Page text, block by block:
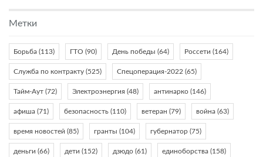
Метки
Борьба (113) ГТО (90) День победы (64) Россети (164)
Служба по контракту (525) Спецоперация-2022 (65)
Тайм-Аут (72) Электроэнергия (48) антинарко (146)
афиша (71) безопасность (110) ветеран (79) война (63)
время новостей (85) гранты (104) губернатор (75)
деньги (66) дети (152) дзюдо (61) единоборства (158)